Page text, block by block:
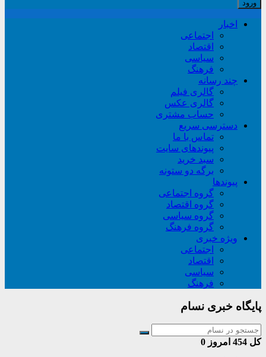
اخبار
اجتماعی
اقتصاد
سیاسی
فرهنگ
چند رسانه
گالری فیلم
گالری عکس
حساب مشتری
دسترسی سریع
تماس با ما
پیوندهای سایت
سبد خريد
برگه دو ستونه
پیوندها
گروه اجتماعی
گروه اقتصاد
گروه سیاسی
گروه فرهنگ
ویژه خبری
اجتماعی
اقتصاد
سیاسی
فرهنگ
پایگاه خبری نسام
کل امروز 0